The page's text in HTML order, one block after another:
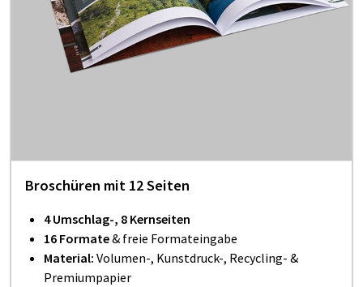
Broschüren mit 12 Seiten
4 Umschlag-, 8 Kernseiten
16 Formate& freie Formateingabe
Material: Volumen-, Kunstdruck-, Recycling- &
Premiumpapier